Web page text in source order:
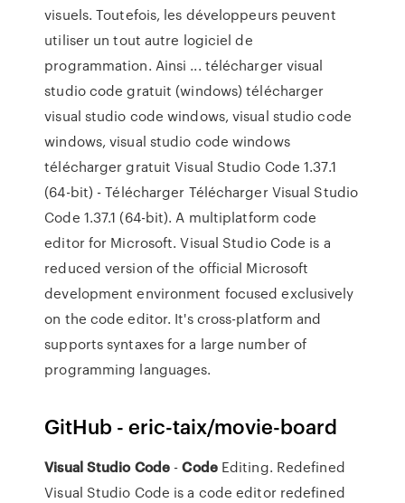
visuels. Toutefois, les développeurs peuvent
utiliser un tout autre logiciel de
programmation. Ainsi ... télécharger visual
studio code gratuit (windows) télécharger
visual studio code windows, visual studio code
windows, visual studio code windows
télécharger gratuit Visual Studio Code 1.37.1
(64-bit) - Télécharger Télécharger Visual Studio
Code 1.37.1 (64-bit). A multiplatform code
editor for Microsoft. Visual Studio Code is a
reduced version of the official Microsoft
development environment focused exclusively
on the code editor. It's cross-platform and
supports syntaxes for a large number of
programming languages.
GitHub - eric-taix/movie-board
VisualStudio Code -CodeEditing. Redefined
Visual Studio Code is a code editor redefined